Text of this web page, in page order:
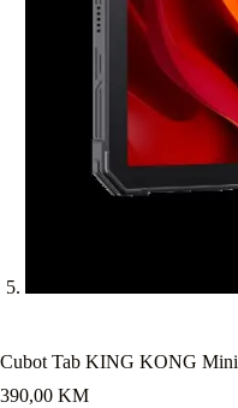
Cubot Tab KING KONG Mini
390,00 KM